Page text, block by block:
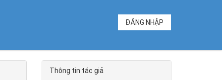
ĐĂNG NHẬP
Thông tin tác giả